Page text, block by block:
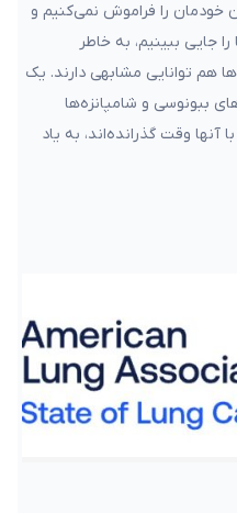
خودمان را فراموش نمی‌کنیم و
جایی ببینیم، به خاطر
هم توانایی مشابهی دارند. یک
ببونوسی و شامپانزه‌ها
آنها وقت گذرانده‌اند، به یاد